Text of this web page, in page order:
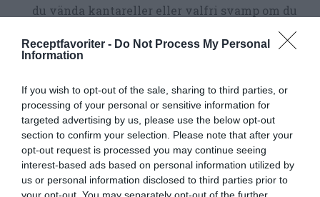
Receptfavoriter - Do Not Process My Personal
Information
If you wish to opt-out of the sale, sharing to third parties, or
processing of your personal or sensitive information for
targeted advertising by us, please use the below opt-out
section to confirm your selection. Please note that after your
opt-out request is processed you may continue seeing
interest-based ads based on personal information utilized by
us or personal information disclosed to third parties prior to
your opt-out. You may separately opt-out of the further
du vända kantareller eller valfri svamp om du
garnering.
Skär upp fläskkarrén i skivor och servera på fat
- gärna med grönsakerna från grytan i botten
eller vid sidan. Slå lite sås över och garnera med
några kantareller. Fint är även lite hackad
persilja.